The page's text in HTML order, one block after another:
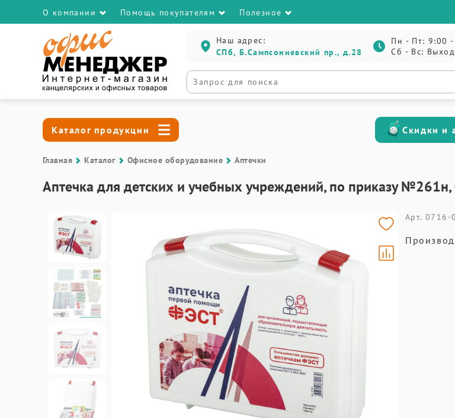
О компании Помощь покупателям Полезное
Наш адрес:
СПб, Б.Сампсониевский пр., д.28
Пн - Пт: 9:00 -
Сб - Вс:
Каталог продукции Скидки и
Главная Каталог Офисное оборудование Аптечки
Аптечка для детских и учебных учреждений, по приказу
Арт. 0716-